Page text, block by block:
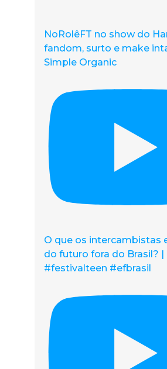
NoRolêFT no show do
fandom, surto e make
Simple Organic
O que os intercambistas
do futuro fora do Brasil? |
#festivalteen #efbrasil